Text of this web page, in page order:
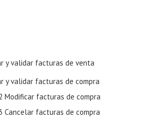
y validar facturas de venta
y validar facturas de compra
Modificar facturas de compra
Cancelar facturas de compra